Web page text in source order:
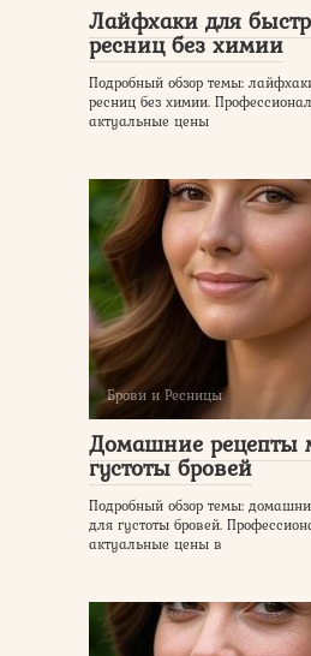
Лайфхаки для
ресниц без химии
Подробный обзор темы:
ресниц без химии.
актуальные цены
Брови и Ресницы
Домашние рецепты
густоты бровей
Подробный обзор темы:
для густоты бровей.
актуальные цены в